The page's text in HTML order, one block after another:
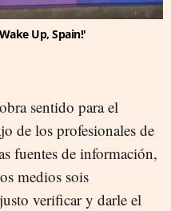
Up, Spain!'
sentido para el
de los profesionales de
fuentes de información,
medios sois
verificar y darle el